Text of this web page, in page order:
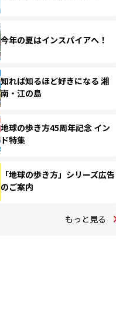
今年の夏はインスパイアへ！
知れば知るほど好きになる 湘
南・江の島
地球の歩き方45周年記念 イン
ド特集
「地球の歩き方」シリーズ広告
のご案内
もっと見る